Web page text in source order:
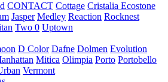
CONTACT Cottage Cristalia Ecostone
Jasper Medley Reaction Rocknest
Two 0 Uptown
D Color Dafne Dolmen Evolution
Mitica Olimpia Porto Portobello
Vermont